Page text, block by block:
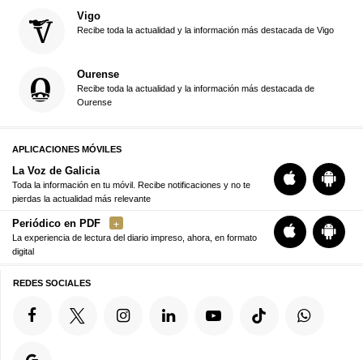
Vigo
Recibe toda la actualidad y la información más destacada de Vigo
Ourense
Recibe toda la actualidad y la información más destacada de
Ourense
APLICACIONES MÓVILES
La Voz de Galicia
Toda la información en tu móvil. Recibe notificaciones y no te
pierdas la actualidad más relevante
Periódico en PDF
La experiencia de lectura del diario impreso, ahora, en formato
digital
REDES SOCIALES